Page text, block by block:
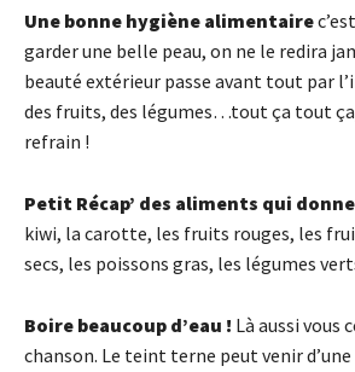
Une bonne hygiène alimentaire
garder une belle peau, on ne le redira
beauté extérieur passe avant tout par
des fruits, des légumes…tout ça tout
refrain !
Petit Récap’ des aliments qui
kiwi, la carotte, les fruits rouges, les
secs, les poissons gras, les légumes
Boire beaucoup d’eau ! Là aussi vous
chanson. Le teint terne peut venir